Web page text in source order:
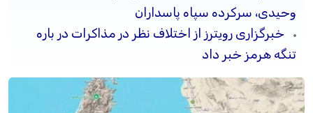
وحیدی، سرکرده سپاه پاسداران
خبرگزاری رویترز از اختلاف نظر در مذاکرات در باره
تنگه هرمز خبر داد